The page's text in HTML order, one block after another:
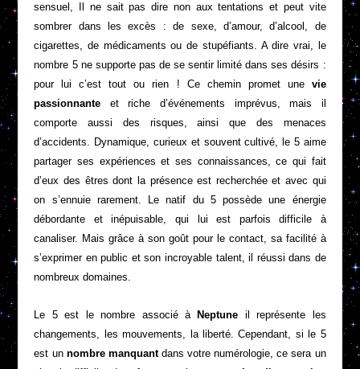
sensuel, Il ne sait pas dire non aux tentations et peut vite
sombrer dans les excès : de sexe, d’amour, d’alcool, de
cigarettes, de médicaments ou de stupéfiants. A dire vrai, le
nombre 5 ne supporte pas de se sentir limité dans ses désirs :
pour lui c’est tout ou rien ! Ce chemin promet unevie
passionnante et riche d’événements imprévus, mais il
comporte aussi des risques, ainsi que des menaces
d’accidents. Dynamique, curieux et souvent cultivé, le 5 aime
partager ses expériences et ses connaissances, ce qui fait
d’eux des êtres dont la présence est recherchée et avec qui
on s’ennuie rarement. Le natif du 5 possède une énergie
débordante et inépuisable, qui lui est parfois difficile à
canaliser. Mais grâce à son goût pour le contact, sa facilité à
s’exprimer en public et son incroyable talent, il réussi dans de
nombreux domaines.
Le 5 est le nombre associé àNeptune il représente les
changements, les mouvements, la liberté. Cependant, si le 5
est unnombre manquant dans votre numérologie, ce sera un